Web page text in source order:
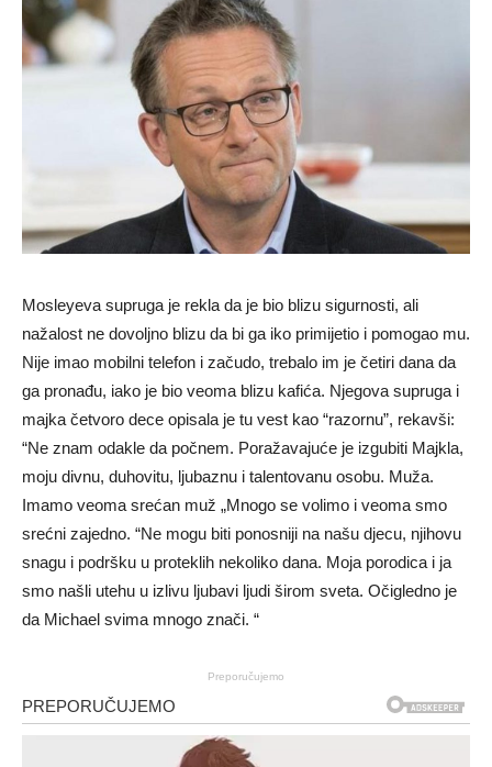
Mosleyeva supruga je rekla da je bio blizu sigurnosti, ali
nažalost ne dovoljno blizu da bi ga iko primijetio i pomogao mu.
Nije imao mobilni telefon i začudo, trebalo im je četiri dana da
ga pronađu, iako je bio veoma blizu kafića. Njegova supruga i
majka četvoro dece opisala je tu vest kao “razornu”, rekavši:
“Ne znam odakle da počnem. Poražavajuće je izgubiti Majkla,
moju divnu, duhovitu, ljubaznu i talentovanu osobu. Muža.
Imamo veoma srećan muž „Mnogo se volimo i veoma smo
srećni zajedno. “Ne mogu biti ponosniji na našu djecu, njihovu
snagu i podršku u proteklih nekoliko dana. Moja porodica i ja
smo našli utehu u izlivu ljubavi ljudi širom sveta. Očigledno je
da Michael svima mnogo znači. “
Preporučujemo